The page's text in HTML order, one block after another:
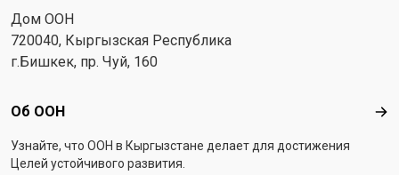
Дом ООН
720040, Кыргызская Республика
г.Бишкек, пр. Чуй, 160
Footer menu
Об ООН Об
Узнайте, что ООН в Кыргызстанe делает для достижения
Целей устойчивого развития.